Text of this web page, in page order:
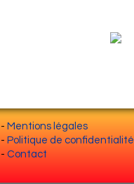
- Mentions légales
- Politique de confidentialité
-Contact